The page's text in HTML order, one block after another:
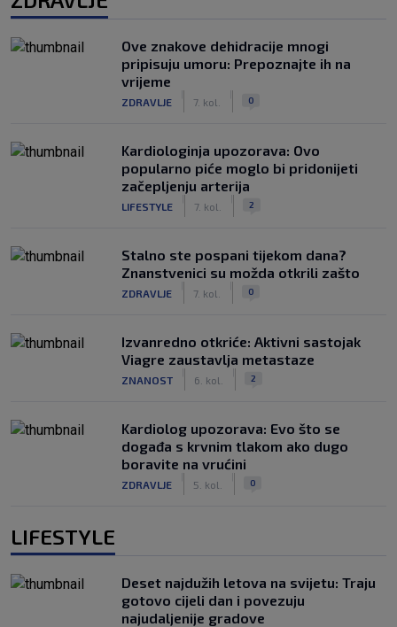
Ove znakove dehidracije mnogi
pripisuju umoru: Prepoznajte ih na
vrijeme
ZDRAVLJE 7. kol. 0
Kardiologinja upozorava: Ovo
popularno piće moglo bi pridonijeti
začepljenju arterija
LIFESTYLE 7. kol. 2
Stalno ste pospani tijekom dana?
Znanstvenici su možda otkrili zašto
ZDRAVLJE 7. kol. 0
Izvanredno otkriće: Aktivni sastojak
Viagre zaustavlja metastaze
ZNANOST 6. kol. 2
Kardiolog upozorava: Evo što se
događa s krvnim tlakom ako dugo
boravite na vrućini
ZDRAVLJE 5. kol. 0
LIFESTYLE
Deset najdužih letova na svijetu: Traju
gotovo cijeli dan i povezuju
najudaljenije gradove